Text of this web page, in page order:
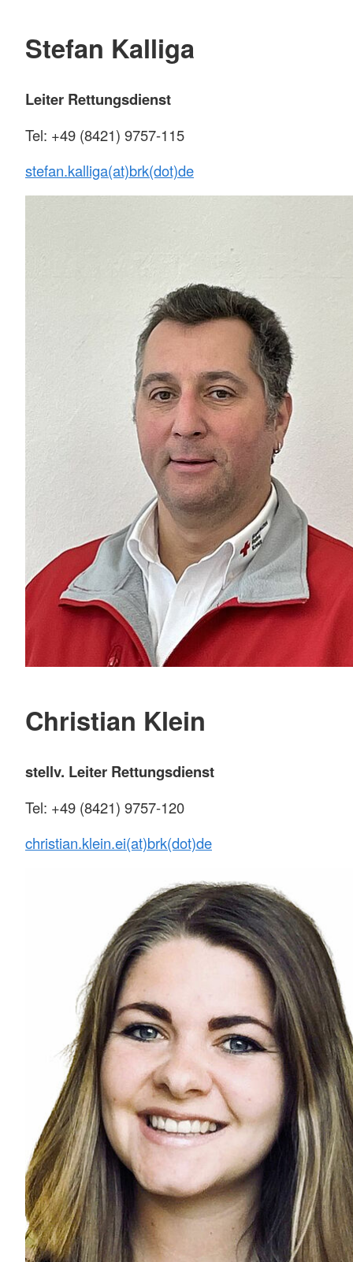
Stefan Kalliga
Leiter Rettungsdienst
Tel: +49 (8421) 9757-115
stefan.kalliga(at)brk(dot)de
Christian Klein
stellv. Leiter Rettungsdienst
Tel: +49 (8421) 9757-120
christian.klein.ei(at)brk(dot)de